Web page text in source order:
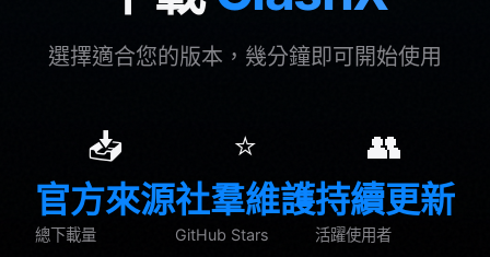
選擇適合您的版本，幾分鐘即可開始使用
📥
官方來源
總下載量
⭐
社羣維護
GitHub Stars
👥
持續更新
活躍使用者